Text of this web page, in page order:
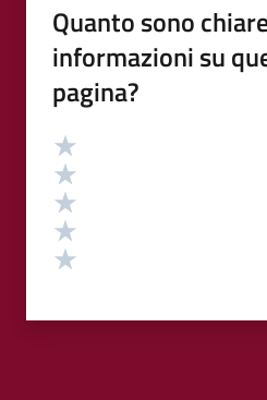
Quanto sono
informazioni su
pagina?
Valutazione